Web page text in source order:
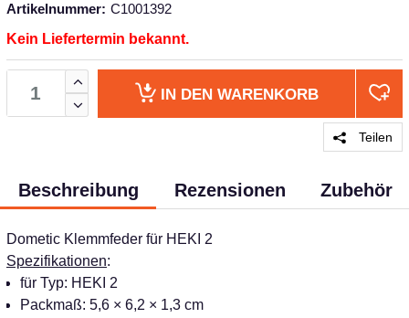
Artikelnummer: C1001392
Kein Liefertermin bekannt.
IN DEN WARENKORB
Teilen
Beschreibung Rezensionen Zubehör
Dometic Klemmfeder für HEKI 2
Spezifikationen:
für Typ: HEKI 2
Packmaß: 5,6 × 6,2 × 1,3 cm